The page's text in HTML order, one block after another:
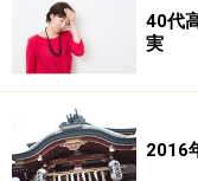
もっと手元に置い
●３人の子どもを持
「私は小さい頃は
ます。うちの子は
ができるだけ手元
40代
実
2016